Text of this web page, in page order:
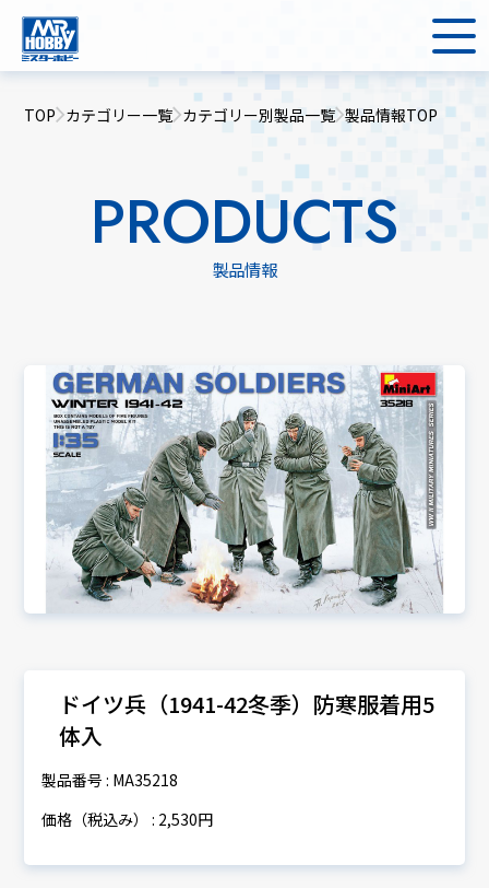
TOP カテゴリー一覧 カテゴリー別製品一覧 製品情報TOP
PRODUCTS
製品情報
ドイツ兵（1941-42冬季）防寒服着用5
体入
製品番号 : MA35218
価格（税込み） : 2,530円